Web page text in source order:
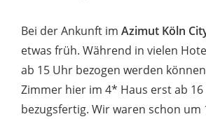
Bei der Ankunft im Azimut Köln
etwas früh. Während in vielen
ab 15 Uhr bezogen werden
Zimmer hier im 4* Haus erst ab
bezugsfertig. Wir waren schon um